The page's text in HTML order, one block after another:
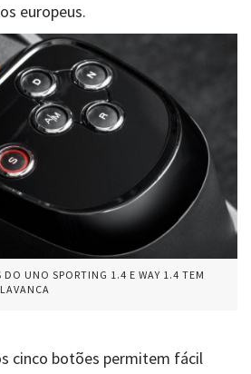
europeus.
UNO SPORTING 1.4 E WAY 1.4 TEM
cinco botões permitem fácil